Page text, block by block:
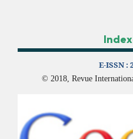
E-ISSN :
© 2018, Revue